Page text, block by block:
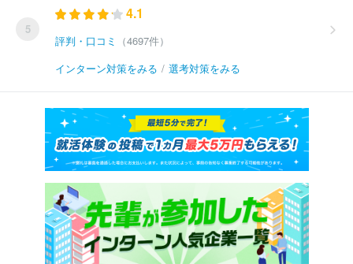
5
4.1
評判・口コミ
（4697件）
インターン対策をみる / 選考対策をみる